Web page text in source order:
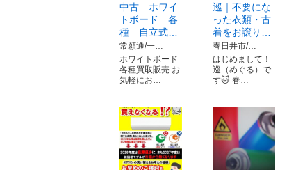
中古 ホワイ
トボード 各
種 自立式…
常願通/一…
ホワイトボード
各種買取販売 お
気軽にお…
巡｜不要にな
った衣類・古
着をお譲り…
春日井市/…
はじめまして！
巡（めぐる）で
す🐱 春…